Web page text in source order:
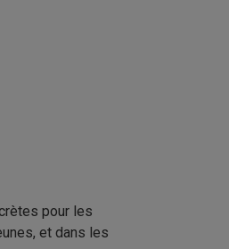
pour les
et dans les